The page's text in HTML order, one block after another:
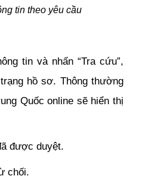
tin theo yêu cầu
tin và nhấn “Tra cứu”,
hồ sơ. Thông thường
Quốc online sẽ hiển thị
được duyệt.
chối.